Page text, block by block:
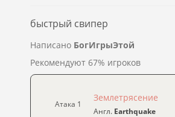
быстрый свипер
Написано БогИгрыЭтой
Рекомендуют 67% игроков
Атака 1
Землетрясение
Англ. Earthquake